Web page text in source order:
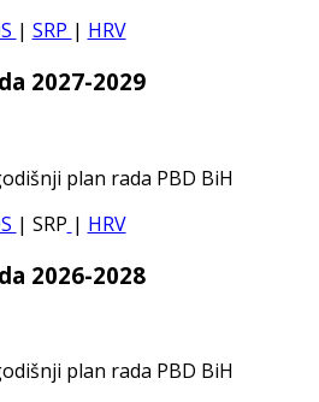
| SRP | HRV
2027-2029
plan rada PBD BiH
| SRP | HRV
2026-2028
plan rada PBD BiH